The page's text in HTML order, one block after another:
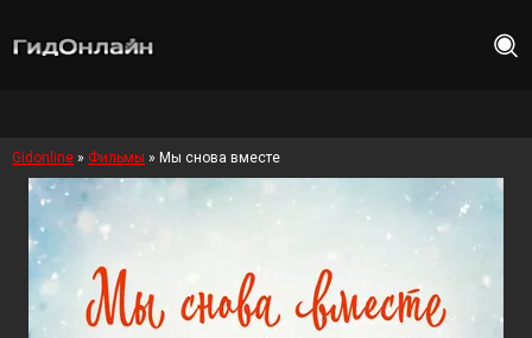
Gidonline » Фильмы » Мы снова вместе